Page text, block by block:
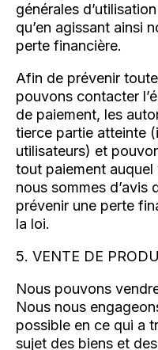
générales
qu’en agissant ainsi
perte financière.
Afin de prévenir
pouvons contacter
de paiement, les
tierce partie atteinte
utilisateurs) et
tout paiement
nous sommes d’avis
prévenir une perte
la loi.
5. VENTE DE
Nous pouvons
Nous nous
possible en ce qui a
sujet des biens et